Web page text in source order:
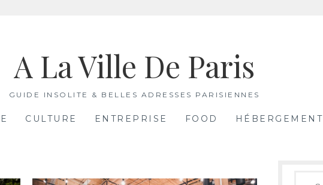
A La Ville De Paris
GUIDE INSOLITE & BELLES ADRESSES PARISIENNES
CULTURE ENTREPRISE FOOD HÉBERGEMENT